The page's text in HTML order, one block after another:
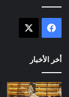
فيسبوك
أخر الأخبار